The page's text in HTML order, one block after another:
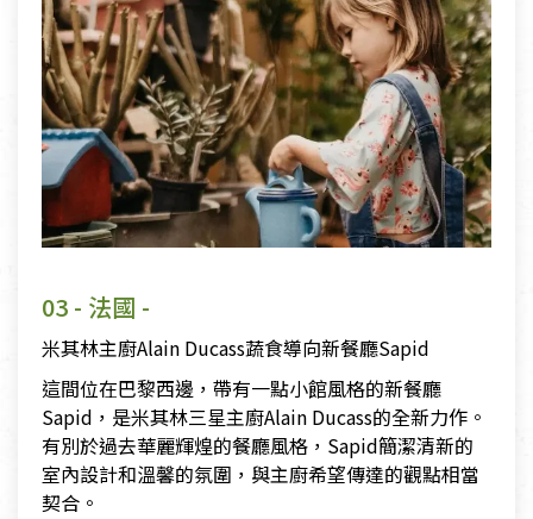
03 - 法國 -
米其林主廚Alain Ducass蔬食導向新餐廳Sapid
這間位在巴黎西邊，帶有一點小館風格的新餐廳
Sapid，是米其林三星主廚Alain Ducass的全新力作。
有別於過去華麗輝煌的餐廳風格，Sapid簡潔清新的
室內設計和溫馨的氛圍，與主廚希望傳達的觀點相當
契合。